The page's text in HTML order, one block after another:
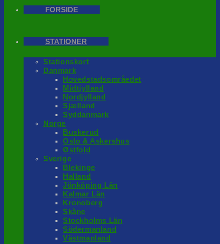
FORSIDE
STATIONER
Stationskort
Danmark
Hovedstadsområedet
Midtjylland
Nordjylland
Sjælland
Syddanmark
Norge
Buskerud
Oslo & Askershus
Østfold
Sverige
Blekinge
Halland
Jönköping Län
Kalmar Län
Kronoberg
Skåne
Stockholms Län
Södermanland
Västmanland